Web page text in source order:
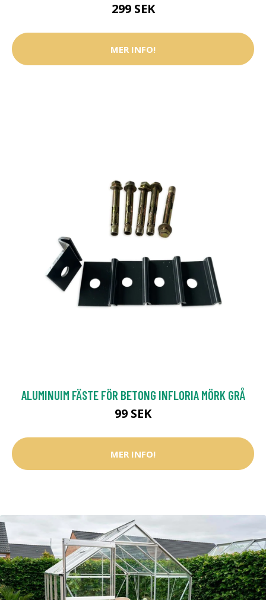
299 SEK
MER INFO!
ALUMINUIM FÄSTE FÖR BETONG INFLORIA MÖRK GRÅ
99 SEK
MER INFO!